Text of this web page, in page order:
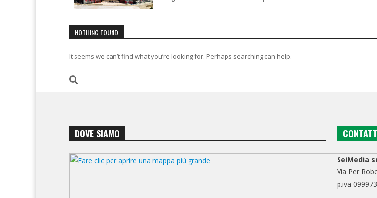
NOTHING FOUND
It seems we can’t find what you’re looking for. Perhaps searching can help.
DOVE SIAMO
SeiMedia
Via Per
p.iva